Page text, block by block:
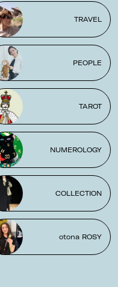
TRAVEL
PEOPLE
TAROT
NUMEROLOGY
COLLECTION
otona ROSY